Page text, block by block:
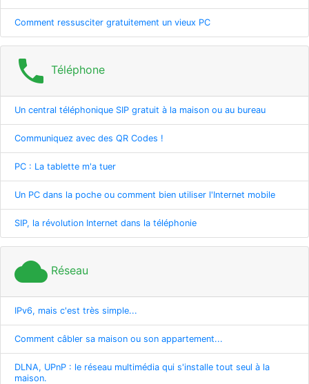
Comment ressusciter gratuitement un vieux PC
phone Téléphone
Un central téléphonique SIP gratuit à la maison ou au bureau
Communiquez avec des QR Codes !
PC : La tablette m'a tuer
Un PC dans la poche ou comment bien utiliser l'Internet mobile
SIP, la révolution Internet dans la téléphonie
cloud Réseau
IPv6, mais c'est très simple...
Comment câbler sa maison ou son appartement...
DLNA, UPnP : le réseau multimédia qui s'installe tout seul à la
maison.